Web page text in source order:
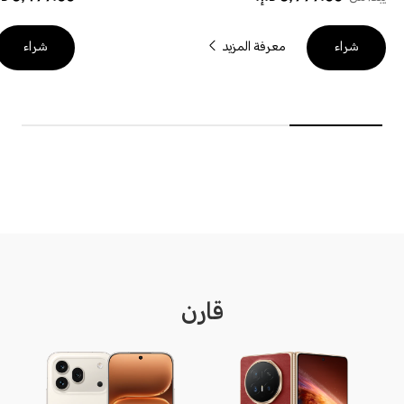
شراء معرفة المزيد شراء
قارن